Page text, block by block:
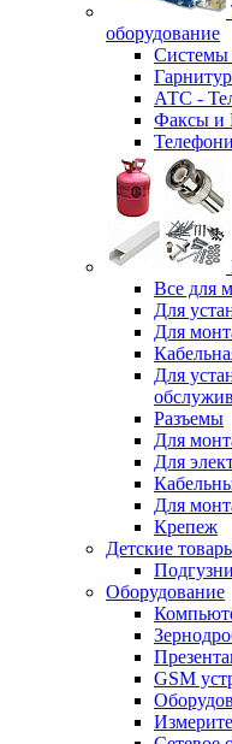
оборудование
Системы
АТС -
Факсы и
Все для
Для
Для
Для
Разъемы
Для
Для
Для
Крепеж
Детские
Оборудование
GSM